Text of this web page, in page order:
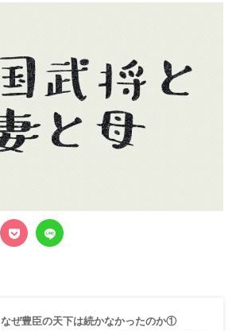
なぜ豊臣の天下は続かなかったのか①